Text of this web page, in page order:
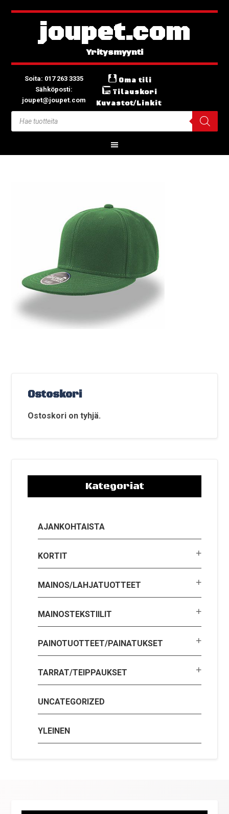
joupet.com
Soita: 017 263 3335
Sähköposti:
joupet@joupet.com
Oma tili
Tilauskori
Kuvastot/Linkit
Ostoskori
Ostoskori on tyhjä.
Kategoriat
AJANKOHTAISTA
KORTIT
MAINOS/LAHJATUOTTEET
MAINOSTEKSTIILIT
PAINOTUOTTEET/PAINATUKSET
TARRAT/TEIPPAUKSET
UNCATEGORIZED
YLEINEN